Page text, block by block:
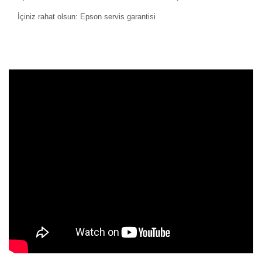
İçiniz rahat olsun: Epson servis garantisi